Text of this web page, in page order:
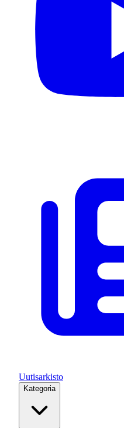
Uutisarkisto
Kategoria